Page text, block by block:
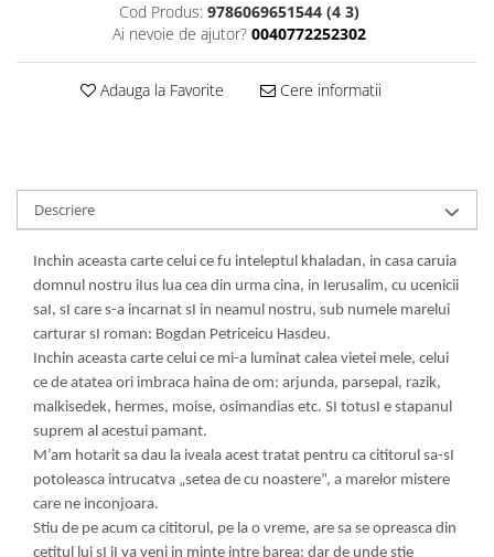
Cod Produs: 9786069651544 (4 3)
Ai nevoie de ajutor? 0040772252302
Adauga la Favorite Cere informatii
Descriere
Inchin aceasta carte celui ce fu inteleptul khaladan, in casa caruia
domnul nostru iIus lua cea din urma cina, in Ierusalim, cu ucenicii
saI, sI care s-a incarnat sI in neamul nostru, sub numele marelui
carturar sI roman: Bogdan Petriceicu Hasdeu.
Inchin aceasta carte celui ce mi-a luminat calea vietei mele, celui
ce de atatea ori imbraca haina de om: arjunda, parsepal, razik,
malkisedek, hermes, moise, osimandias etc. SI totusI e stapanul
suprem al acestui pamant.
M’am hotarit sa dau la iveala acest tratat pentru ca cititorul sa-sI
potoleasca intrucatva „setea de cu noastere”, a marelor mistere
care ne inconjoara.
Stiu de pe acum ca cititorul, pe la o vreme, are sa se opreasca din
cetitul lui sI iI va veni in minte intre barea: dar de unde stie